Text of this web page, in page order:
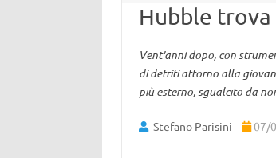
Hubble trova
Vent'anni dopo, con
di detriti attorno alla
più esterno, sgualcito da
Stefano Parisini 07/